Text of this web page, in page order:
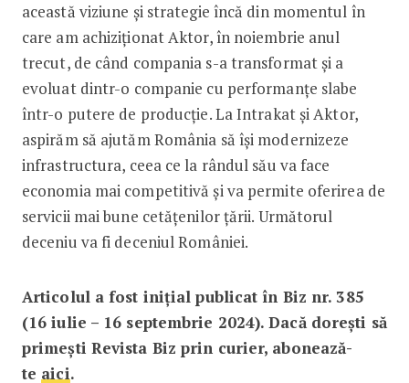
această viziune și strategie încă din momentul în
care am achiziționat Aktor, în noiembrie anul
trecut, de când compania s-a transformat și a
evoluat dintr-o companie cu performanțe slabe
într-o putere de producție. La Intrakat și Aktor,
aspirăm să ajutăm România să își modernizeze
infrastructura, ceea ce la rândul său va face
economia mai competitivă și va permite oferirea de
servicii mai bune cetățenilor țării. Următorul
deceniu va fi deceniul României.
Articolul a fost inițial publicat în Biz nr. 385
(16 iulie – 16 septembrie 2024). Dacă dorești să
primești Revista Biz prin curier, abonează-
te aici.